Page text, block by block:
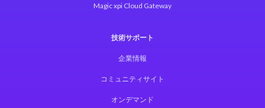
Magic xpi Cloud Gateway
技術サポート
企業情報
コミュニティサイト
オンデマンド